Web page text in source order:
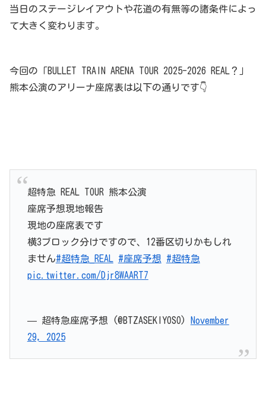
当日のステージレイアウトや花道の有無等の諸条件によっ
て大きく変わります。
今回の「BULLET TRAIN ARENA TOUR 2025-2026 REAL？」
熊本公演のアリーナ座席表は以下の通りです👇
超特急 REAL TOUR 熊本公演
座席予想現地報告
現地の座席表です
横3ブロック分けですので、12番区切りかもしれ
ません#超特急_REAL #座席予想
#超特急
pic.twitter.com/Djr8WAART7
— 超特急座席予想 (@BTZASEKIYOSO)
November
29, 2025